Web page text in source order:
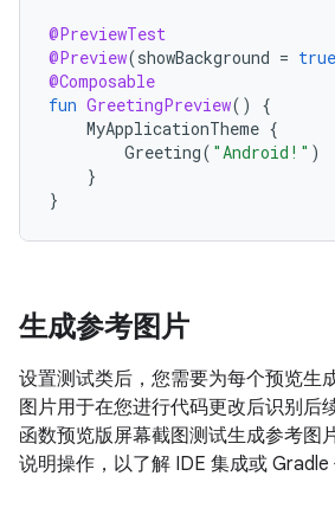
@PreviewTest
@Preview(showBackground = true
@Composable
fun GreetingPreview()
{
MyApplicationTheme {
Greeting( "Android!" )
}
}
生成参考图片
设置测试类后，您需要为每个预览生
图片用于在您进行代码更改后识别后
函数预览版屏幕截图测试生成参考图
说明操作，以了解 IDE 集成或 Gradle